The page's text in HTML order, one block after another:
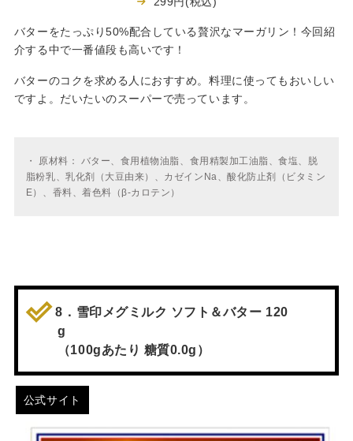
バターをたっぷり50%配合している贅沢なマーガリン！今回紹
介する中で一番値段も高いです！
バターのコクを求める人におすすめ。料理に使ってもおいしい
ですよ。だいたいのスーパーで売っています。
・
原材料： バター、食用植物油脂、食用精製加工油脂、食塩、脱
脂粉乳、乳化剤（大豆由来）、カゼインNa、酸化防止剤（ビタミン
E）、香料、着色料（β‐カロテン）
8．雪印メグミルク ソフト＆バター 120
g
（100gあたり 糖質0.0g）
公式サイト